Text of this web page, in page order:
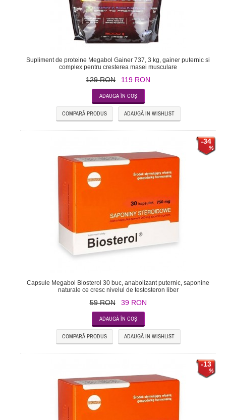
Supliment de proteine Megabol Gainer 737, 3 kg, gainer puternic si
complex pentru cresterea masei musculare
129 RON 119 RON
COMPARĂ PRODUS ADAUGĂ IN WISHLIST
-34
Capsule Megabol Biosterol 30 buc, anabolizant puternic, saponine
naturale ce cresc nivelul de testosteron liber
59 RON 39 RON
COMPARĂ PRODUS ADAUGĂ IN WISHLIST
-13